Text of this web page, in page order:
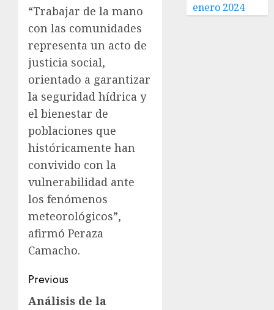
“Trabajar de la mano
con las comunidades
representa un acto de
justicia social,
orientado a garantizar
la seguridad hídrica y
el bienestar de
poblaciones que
históricamente han
convivido con la
vulnerabilidad ante
los fenómenos
meteorológicos”,
afirmó Peraza
Camacho.
Previous
Análisis de la
enero 2024